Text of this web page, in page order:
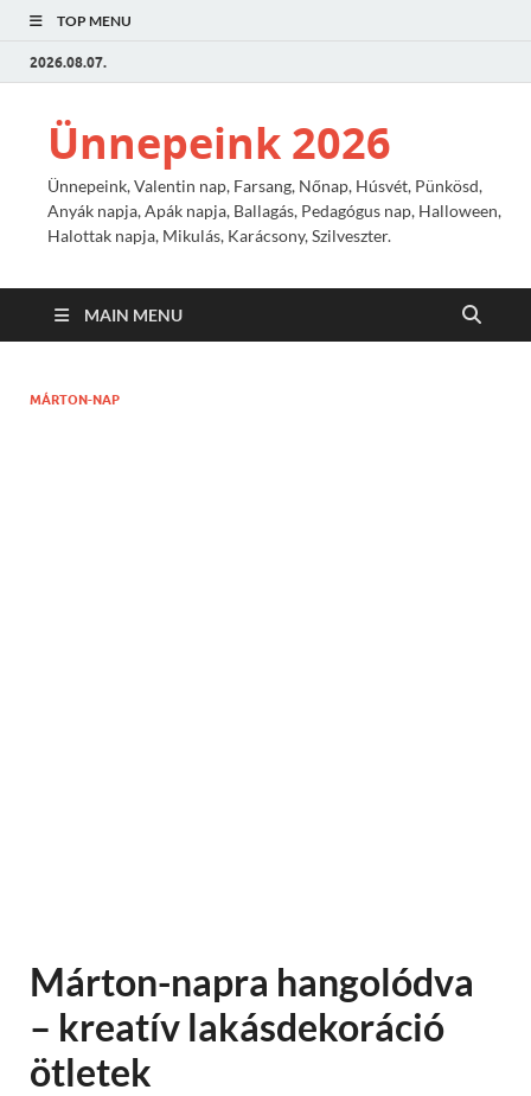
TOP MENU
2026.08.07.
Ünnepeink 2026
Ünnepeink, Valentin nap, Farsang, Nőnap, Húsvét, Pünkösd,
Anyák napja, Apák napja, Ballagás, Pedagógus nap, Halloween,
Halottak napja, Mikulás, Karácsony, Szilveszter.
MAIN MENU
MÁRTON-NAP
Márton-napra hangolódva
– kreatív lakásdekoráció
ötletek